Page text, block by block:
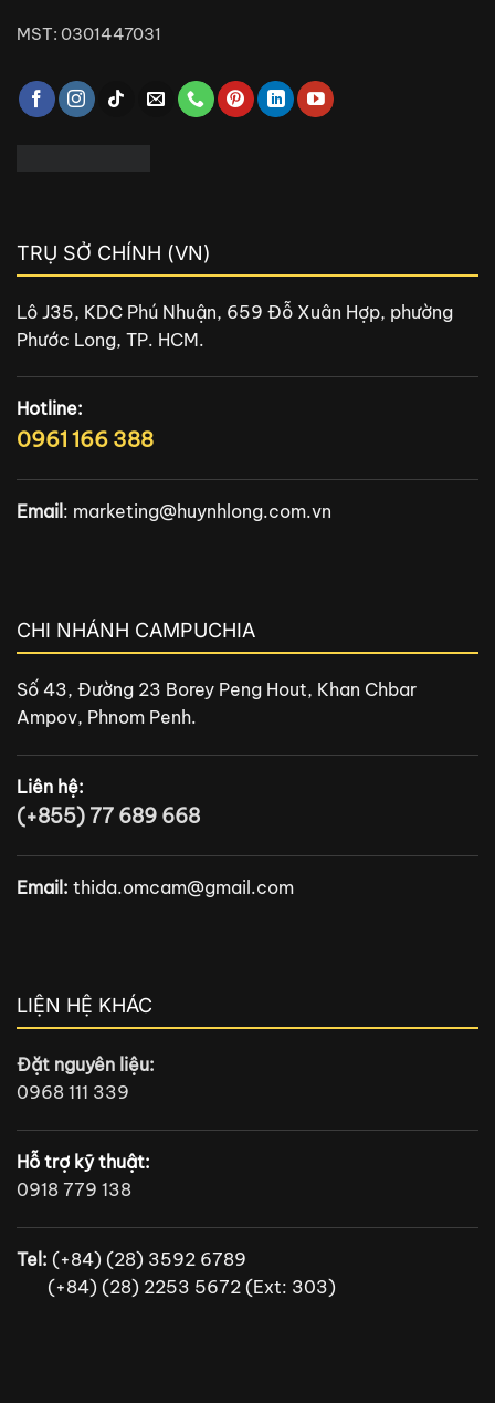
MST: 0301447031
TRỤ SỞ CHÍNH (VN)
Lô J35, KDC Phú Nhuận, 659 Đỗ Xuân Hợp, phường
Phước Long, TP. HCM.
Hotline:
0961 166 388
Email : marketing@huynhlong.com.vn
CHI NHÁNH CAMPUCHIA
Số 43, Đường 23 Borey Peng Hout, Khan Chbar
Ampov, Phnom Penh.
Liên hệ:
(+855) 77 689 668
Email: thida.omcam@gmail.com
LIỆN HỆ KHÁC
Đặt nguyên liệu:
0968 111 339
Hỗ trợ kỹ thuật:
0918 779 138
Tel: (+84) (28) 3592 6789
(+84) (28) 2253 5672 (Ext: 303)